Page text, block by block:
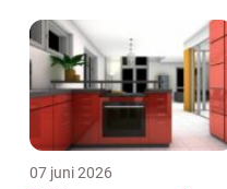
07 juni 2026